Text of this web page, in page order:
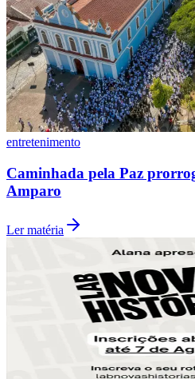
entretenimento
Caminhada pela Paz
Amparo
Ler matéria